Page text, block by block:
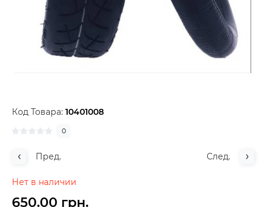
Код Товара: 10401008
0
Пред. След.
Нет в наличии
650.00 грн.